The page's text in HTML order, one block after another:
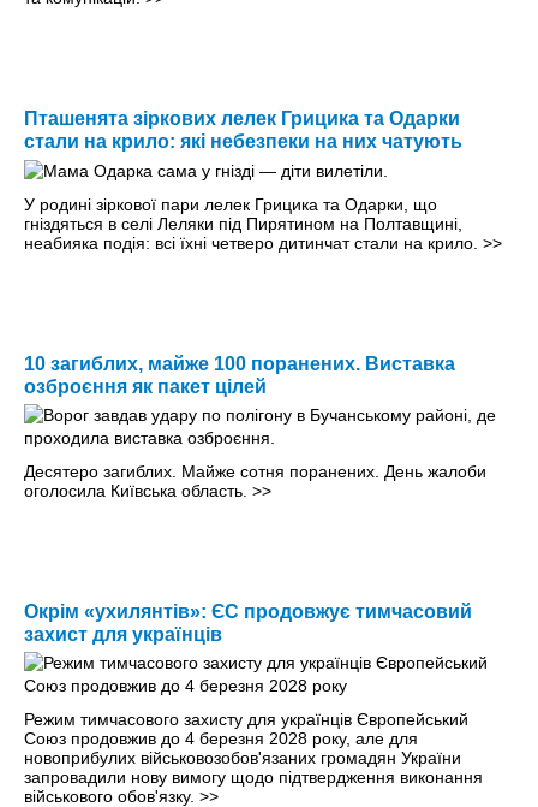
Пташенята зіркових лелек Грицика та Одарки
стали на крило: які небезпеки на них чатують
У родині зіркової пари лелек Грицика та Одарки, що
гніздяться в селі Леляки під Пирятином на Полтавщині,
неабияка подія: всі їхні четверо дитинчат стали на крило. >>
10 загиблих, майже 100 поранених. Виставка
озброєння як пакет цілей
Десятеро загиблих. Майже сотня поранених. День жалоби
оголосила Київська область. >>
Окрім «ухилянтів»: ЄС продовжує тимчасовий
захист для українців
Режим тимчасового захисту для українців Європейський
Союз продовжив до 4 березня 2028 року, але для
новоприбулих військовозобов'язаних громадян України
запровадили нову вимогу щодо підтвердження виконання
військового обов'язку. >>